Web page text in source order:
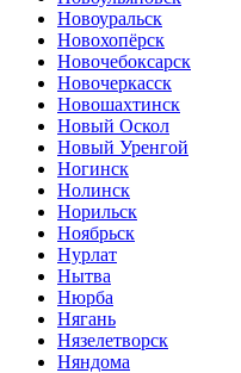
Новоуральск
Новохопёрск
Новочебоксарск
Новочеркасск
Новошахтинск
Новый Оскол
Новый Уренгой
Ногинск
Нолинск
Норильск
Ноябрьск
Нурлат
Нытва
Нюрба
Нягань
Нязелетворск
Няндома